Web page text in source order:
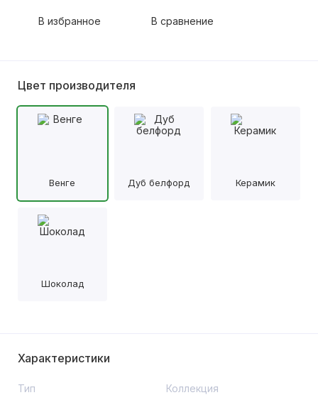
В избранное В сравнение
Цвет производителя
Венге Дуб белфорд Керамик
Шоколад
Характеристики
Тип Коллекция